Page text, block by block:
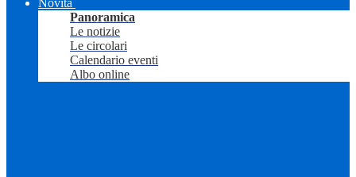
Novità
Panoramica
Le notizie
Le circolari
Calendario eventi
Albo online